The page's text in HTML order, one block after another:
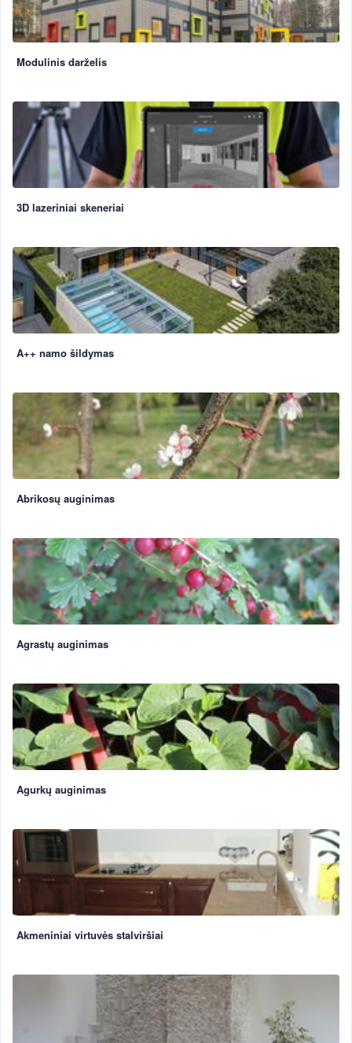
Modulinis darželis
3D lazeriniai skeneriai
A++ namo šildymas
Abrikosų auginimas
Agrastų auginimas
Agurkų auginimas
Akmeniniai virtuvės stalviršiai